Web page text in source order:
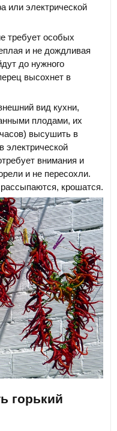
или электрической
требует особых
и не дождливая
до нужного
высохнет в
вид кухни,
плодами, их
высушить в
электрической
внимания и
и не пересохли.
крошатся.
горький